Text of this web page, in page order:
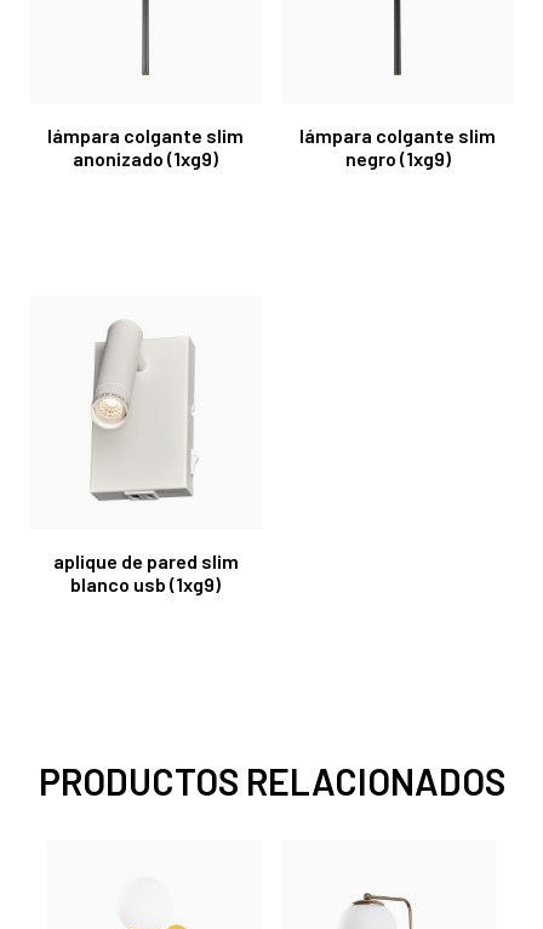
lámpara colgante slim
anonizado (1xg9)
lámpara colgante slim
negro (1xg9)
aplique de pared slim
blanco usb (1xg9)
PRODUCTOS RELACIONADOS